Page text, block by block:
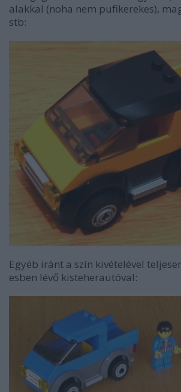
alakkal (noha nem pufikerekes),
stb:
Egyéb iránt a szín kivételével
esben lévő kisteherautóval: